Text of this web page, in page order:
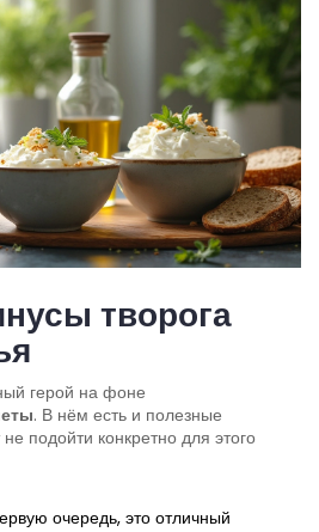
творога
герой на фоне
. В нём есть и полезные
подойти конкретно для этого
очередь, это отличный